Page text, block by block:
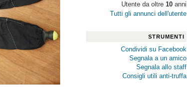
Utente da oltre 10 anni
Tutti gli annunci dell'utente
STRUMENTI
Condividi su Facebook
Segnala a un amico
Segnala allo staff
Consigli utili anti-truffa